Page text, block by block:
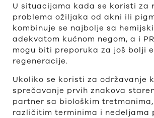
U situacijama kada se koristi za
problema ožiljaka od akni ili
kombinuje se najbolje sa
adekvatom kućnom negom, a i
mogu biti preporuka za još bolji
regeneracije.
Ukoliko se koristi za održavanje
sprečavanje prvih znakova
partner sa biološkim
različitim terminima i nedeljama